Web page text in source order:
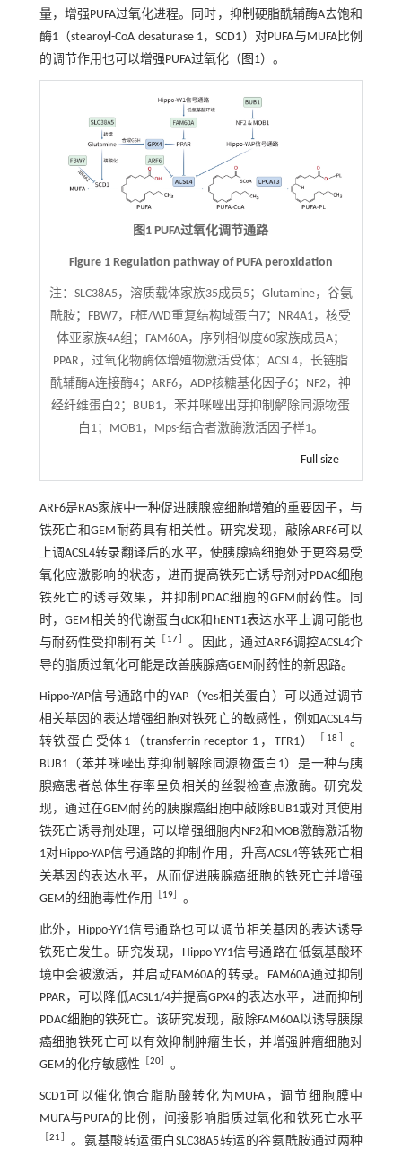
量，增强PUFA过氧化进程。同时，抑制硬脂酰辅酶A去饱和
酶1（stearoyl-CoA desaturase 1，SCD1）对PUFA与MUFA比例
的调节作用也可以增强PUFA过氧化（ 图1）。
图1 PUFA过氧化调节通路
Figure 1 Regulation pathway of PUFA peroxidation
注： SLC38A5，溶质载体家族35成员5；Glutamine，谷氨
酰胺；FBW7，F框/WD重复结构域蛋白7；NR4A1，核受
体亚家族4A组；FAM60A，序列相似度60家族成员A；
PPAR，过氧化物酶体增殖物激活受体；ACSL4，长链脂
酰辅酶A连接酶4；ARF6，ADP核糖基化因子6；NF2，神
经纤维蛋白2；BUB1，苯并咪唑出芽抑制解除同源物蛋
白1；MOB1，Mps-结合者激酶激活因子样1。
Full size
ARF6是RAS家族中一种促进胰腺癌细胞增殖的重要因子，与
铁死亡和GEM耐药具有相关性。研究发现，敲除ARF6可以
上调ACSL4转录翻译后的水平，使胰腺癌细胞处于更容易受
氧化应激影响的状态，进而提高铁死亡诱导剂对PDAC细胞
铁死亡的诱导效果，并抑制PDAC细胞的GEM耐药性。同
时，GEM相关的代谢蛋白dCK和hENT1表达水平上调可能也
与耐药性受抑制有关
17］ 。因此，通过ARF6调控ACSL4介
导的脂质过氧化可能是改善胰腺癌GEM耐药性的新思路。
Hippo-YAP信号通路中的YAP（Yes相关蛋白）可以通过调节
相关基因的表达增强细胞对铁死亡的敏感性，例如ACSL4与
转铁蛋白受体1（transferrin receptor 1，TFR1）
18
。
BUB1（苯并咪唑出芽抑制解除同源物蛋白1）是一种与胰
腺癌患者总体生存率呈负相关的丝裂检查点激酶。研究发
现，通过在GEM耐药的胰腺癌细胞中敲除BUB1或对其使用
铁死亡诱导剂处理，可以增强细胞内NF2和MOB激酶激活物
1对Hippo-YAP信号通路的抑制作用，升高ACSL4等铁死亡相
关基因的表达水平，从而促进胰腺癌细胞的铁死亡并增强
GEM的细胞毒性作用
19］ 。
此外，Hippo-YY1信号通路也可以调节相关基因的表达诱导
铁死亡发生。研究发现，Hippo-YY1信号通路在低氨基酸环
境中会被激活，并启动FAM60A的转录。FAM60A通过抑制
PPAR，可以降低ACSL1/4并提高GPX4的表达水平，进而抑制
PDAC细胞的铁死亡。该研究发现，敲除FAM60A以诱导胰腺
癌细胞铁死亡可以有效抑制肿瘤生长，并增强肿瘤细胞对
GEM的化疗敏感性
20］ 。
SCD1可以催化饱合脂肪酸转化为MUFA，调节细胞膜中
MUFA与PUFA的比例，间接影响脂质过氧化和铁死亡水平
［21
。氨基酸转运蛋白SLC38A5转运的谷氨酰胺通过两种